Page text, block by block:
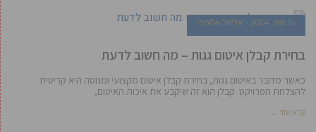
15 מאי, 2024 אריאל אלעזרי
בחירת קבלן איטום גגות – מה חשוב לדעת
כאשר מדובר באיטום גגות, בחירת קבלן איטום מקצועי ומנוסה היא קריטית
להצלחת הפרויקט. קבלן הוא זה שיקבע את איכות האיטום,
קרא עוד ←